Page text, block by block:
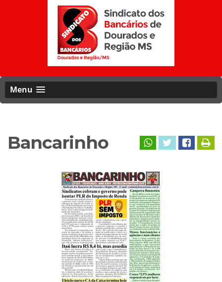
Menu
Bancarinho